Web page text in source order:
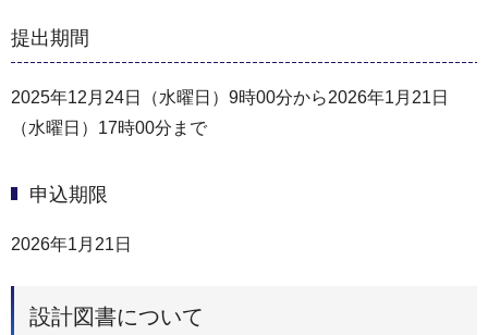
提出期間
2025年12月24日（水曜日）9時00分から2026年1月21日
（水曜日）17時00分まで
申込期限
2026年1月21日
設計図書について